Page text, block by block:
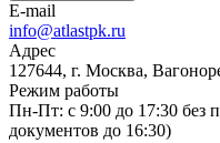
E-mail
info@atlastpk.ru
Адрес
127644, г. Москва,
Режим работы
Пн-Пт: с 9:00 до 17:30 без
документов до 16:30)